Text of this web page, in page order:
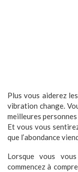
Plus vous aiderez
vibration change.
meilleures
Et vous vous
que l’abondance
Lorsque vous
commencez à